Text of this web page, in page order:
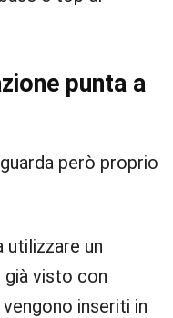
punta a
però proprio
utilizzare un
visto con
inseriti in